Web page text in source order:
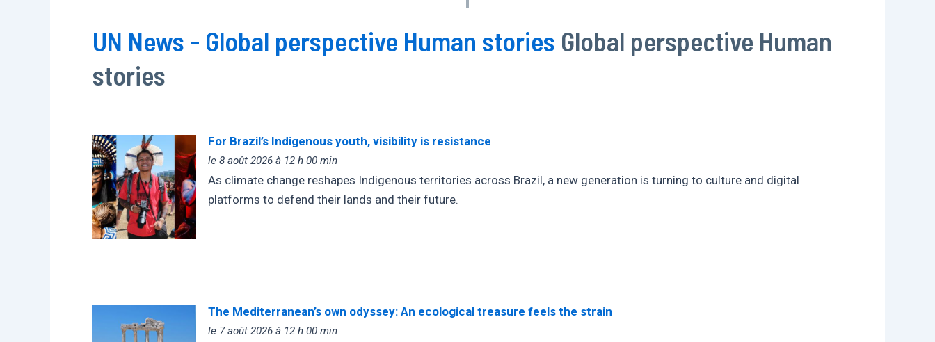
UN News - Global perspective Human stories Global perspective Human
stories
For Brazil’s Indigenous youth, visibility is resistance
le 8 août 2026 à 12 h 00 min
As climate change reshapes Indigenous territories across Brazil, a new generation is turning to culture and digital
platforms to defend their lands and their future.
The Mediterranean’s own odyssey: An ecological treasure feels the strain
le 7 août 2026 à 12 h 00 min